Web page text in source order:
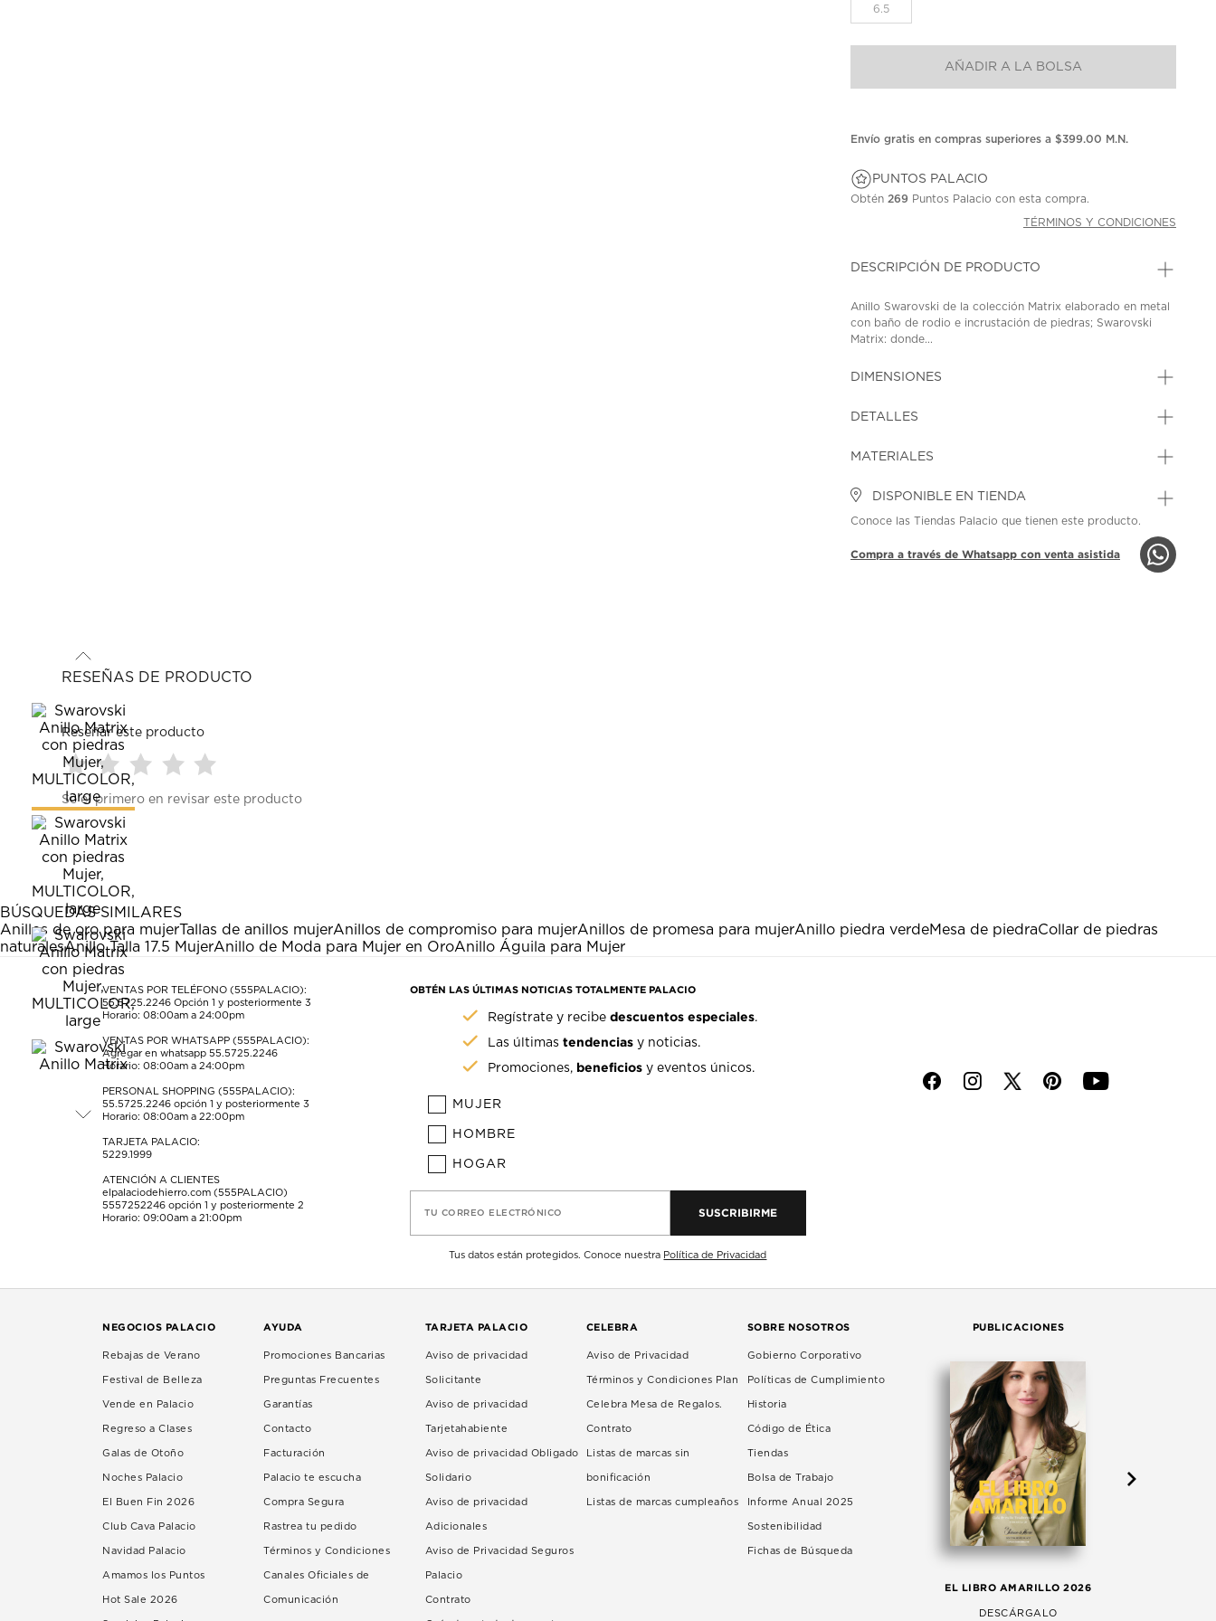
6.5
AÑADIR A LA BOLSA
Envío gratis en compras superiores a $399.00 M.N.
PUNTOS PALACIO
Obtén 269 Puntos Palacio con esta compra.
TÉRMINOS Y CONDICIONES
DESCRIPCIÓN DE PRODUCTO
Anillo Swarovski de la colección Matrix elaborado en metal
con baño de rodio e incrustación de piedras; Swarovski
Matrix: donde...
DIMENSIONES
DETALLES
MATERIALES
DISPONIBLE EN TIENDA
Conoce las Tiendas Palacio que tienen este producto.
Compra a través de Whatsapp con venta asistida
RESEÑAS DE PRODUCTO
Reseñar este producto
Seleccionar
para
calificar
el
artículo
con
1
estrella
Esta
acción
abrirá
el
formulario
de
envío.
Seleccionar
para
calificar
el
artículo
con
2
estrellas.
Esta
acción
abrirá
el
formulario
de
envío.
Seleccionar
para
el
3
estrellas.
Esta
acción
abrirá
formulario
de
para
estrellas.
Esta
acción
abrirá
formulario
de
para
Esta
acción
abrirá
formulario
de
envío.
Sé el primero en revisar este producto
BÚSQUEDAS SIMILARES
Anillos de oro para mujerTallas de anillos mujerAnillos de compromiso para mujerAnillos de promesa para mujerAnillo piedra verdeMesa de piedraCollar de piedras
naturalesAnillo Talla 17.5 MujerAnillo de Moda para Mujer en OroAnillo Águila para Mujer
VENTAS POR TELÉFONO (555PALACIO):
55.5725.2246 Opción 1 y posteriormente 3
Horario: 08:00am a 24:00pm
VENTAS POR WHATSAPP (555PALACIO):
Agregar en whatsapp 55.5725.2246
Horario: 08:00am a 24:00pm
PERSONAL SHOPPING (555PALACIO):
55.5725.2246 opción 1 y posteriormente 3
Horario: 08:00am a 22:00pm
TARJETA PALACIO:
5229.1999
ATENCIÓN A CLIENTES
elpalaciodehierro.com (555PALACIO)
5557252246 opción 1 y posteriormente 2
Horario: 09:00am a 21:00pm
OBTÉN LAS ÚLTIMAS NOTICIAS TOTALMENTE PALACIO
Regístrate y recibedescuentos especiales.
Las últimastendencias y noticias.
Promociones, beneficios y eventos únicos.
MUJER
HOMBRE
HOGAR
TU CORREO ELECTRÓNICO SUSCRIBIRME
Tus datos están protegidos. Conoce nuestra Política de Privacidad
f i p y
NEGOCIOS PALACIO
Rebajas de Verano
Festival de Belleza
Vende en Palacio
Regreso a Clases
Galas de Otoño
Noches Palacio
El Buen Fin 2026
Club Cava Palacio
Navidad Palacio
Amamos los Puntos
Hot Sale 2026
AYUDA
Promociones Bancarias
Preguntas Frecuentes
Garantías
Contacto
Facturación
Palacio te escucha
Compra Segura
Rastrea tu pedido
Términos y Condiciones
Canales Oficiales de
Comunicación
TARJETA PALACIO
Aviso de privacidad
Solicitante
Aviso de privacidad
Tarjetahabiente
Aviso de privacidad Obligado
Solidario
Aviso de privacidad
Adicionales
Aviso de Privacidad Seguros
Palacio
Contrato
CELEBRA
Aviso de Privacidad
Términos y Condiciones Plan
Celebra Mesa de Regalos.
Contrato
Listas de marcas sin
bonificación
Listas de marcas cumpleaños
SOBRE NOSOTROS
Gobierno Corporativo
Políticas de Cumplimiento
Historia
Código de Ética
Tiendas
Bolsa de Trabajo
Informe Anual 2025
Sostenibilidad
Fichas de Búsqueda
PUBLICACIONES
EL LIBRO AMARILLO 2026
DESCÁRGALO